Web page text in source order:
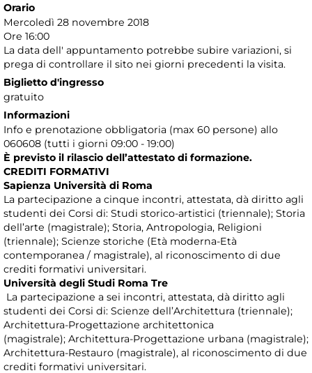
Orario
Mercoledì 28 novembre 2018
Ore 16:00
La data dell' appuntamento potrebbe subire variazioni, si
prega di controllare il sito nei giorni precedenti la visita.
Biglietto d'ingresso
gratuito
Informazioni
Info e prenotazione obbligatoria (max 60 persone) allo
060608 (tutti i giorni 09:00 - 19:00)
È previsto il rilascio dell’attestato di formazione.
CREDITI FORMATIVI
Sapienza Università di Roma
La partecipazione a cinque incontri, attestata, dà diritto agli
studenti dei Corsi di: Studi storico-artistici (triennale); Storia
dell’arte (magistrale); Storia, Antropologia, Religioni
(triennale); Scienze storiche (Età moderna-Età
contemporanea / magistrale), al riconoscimento di due
crediti formativi universitari.
Università degli Studi Roma Tre
La partecipazione a sei incontri, attestata, dà diritto agli
studenti dei Corsi di: Scienze dell’Architettura (triennale);
Architettura-Progettazione architettonica
(magistrale); Architettura-Progettazione urbana (magistrale);
Architettura-Restauro (magistrale), al riconoscimento di due
crediti formativi universitari.